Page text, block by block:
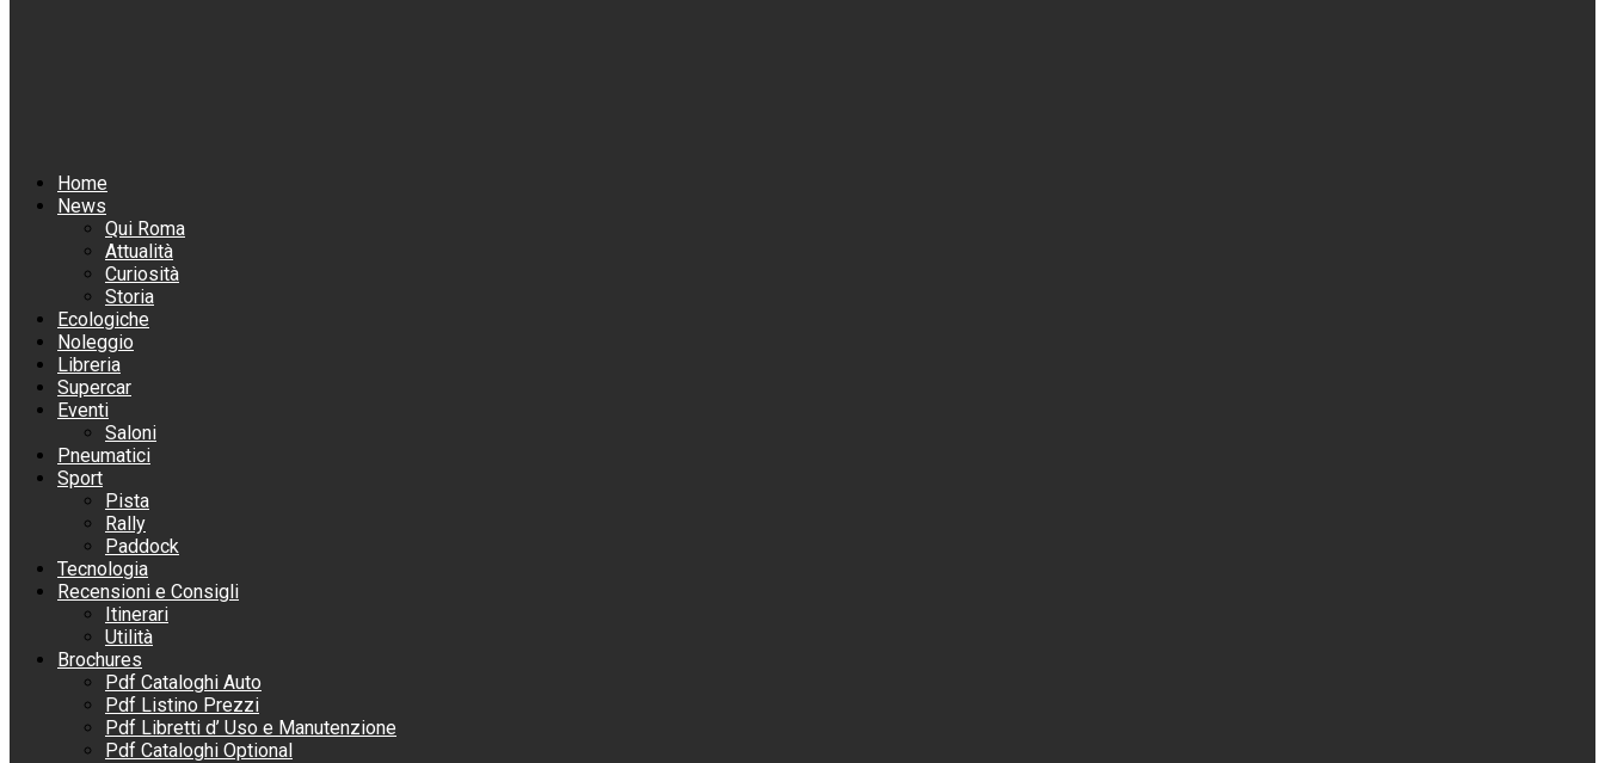
Home
News
Qui Roma
Attualità
Curiosità
Storia
Ecologiche
Noleggio
Libreria
Supercar
Eventi
Saloni
Pneumatici
Sport
Pista
Rally
Paddock
Tecnologia
Recensioni e Consigli
Itinerari
Utilità
Brochures
Pdf Cataloghi Auto
Pdf Listino Prezzi
Pdf Libretti d’ Uso e Manutenzione
Pdf Cataloghi Optional